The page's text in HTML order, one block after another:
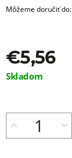
Môžeme doručiť do:
€5,56
Jednotková
Skladom